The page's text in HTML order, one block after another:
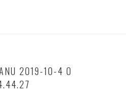
2019-10-4 O